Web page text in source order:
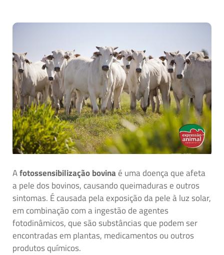
Afotossensibilização bovina é uma doença que afeta
a pele dos bovinos, causando queimaduras e outros
sintomas. É causada pela exposição da pele à luz solar,
em combinação com a ingestão de agentes
fotodinâmicos, que são substâncias que podem ser
encontradas em plantas, medicamentos ou outros
produtos químicos.